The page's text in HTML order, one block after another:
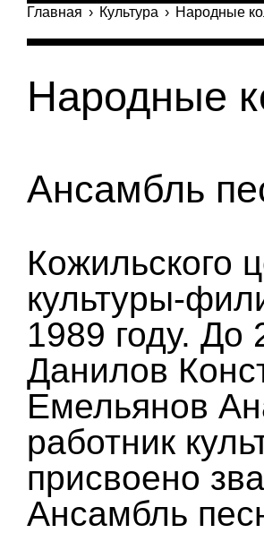
Главная › Культура › Народные
Народные
Ансамбль
Кожильского
культуры-
1989 году. До
Данилов
Емельянов
работник
присвоено
Ансамбль